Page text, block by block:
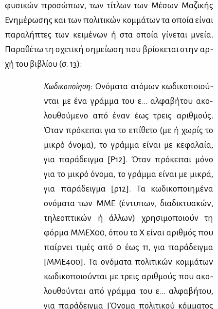
φυ­σι­κών προ­σώ­πων, των τί­τλων των Μέ­σων Μα­ζι­κής
Ενη­μέ­ρω­σης και των πο­λι­τι­κών κομ­μά­των τα οποία εί­ναι
πα­ρα­λή­πτες των κει­μέ­νων ή στα οποία γί­νε­ται μνεία.
Πα­ρα­θέ­τω τη σχε­τι­κή ση­μεί­ω­ση που βρί­σκε­ται στην αρ­
χή του βι­βλί­ου (σ. 13):
Κω­δι­κο­ποί­η­ση: Ονό­μα­τα ατό­μων κω­δι­κο­ποιού­
νται με ένα γράμ­μα του ε… αλ­φα­βή­του ακο­
λου­θού­με­νο από έναν έως τρεις αριθ­μούς.
Όταν πρό­κει­ται για το επί­θε­το (με ή χω­ρίς το
μι­κρό όνο­μα), το γράμ­μα εί­ναι με κε­φα­λαία,
για πα­ρά­δειγ­μα [Ρ12]. Όταν πρό­κει­ται μό­νο
για το μι­κρό όνο­μα, το γράμ­μα εί­ναι με μι­κρά,
για πα­ρά­δειγ­μα [ρ12]. Τα κω­δι­κο­ποι­η­μέ­να
ονό­μα­τα των ΜΜΕ (έντυ­πων, δια­δι­κτυα­κών,
τη­λε­ο­πτι­κών ή άλ­λων) χρη­σι­μο­ποιούν τη
φόρ­μα MMEX00, όπου το X εί­ναι αριθ­μός που
παίρ­νει τι­μές από 0 έως 11, για πα­ρά­δειγ­μα
[ΜΜΕ­400]. Τα ονό­μα­τα πο­λι­τι­κών κομ­μά­των
κω­δι­κο­ποιού­νται με τρεις αριθ­μούς που ακο­
λου­θού­νται από γράμ­μα του ε… αλ­φα­βή­του,
για πα­ρά­δειγ­μα [Όνο­μα πο­λι­τι­κού κόμ­μα­τος